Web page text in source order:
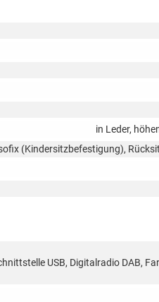
in Leder,
(Kindersitzbefestigung),
USB, Digitalradio DAB,